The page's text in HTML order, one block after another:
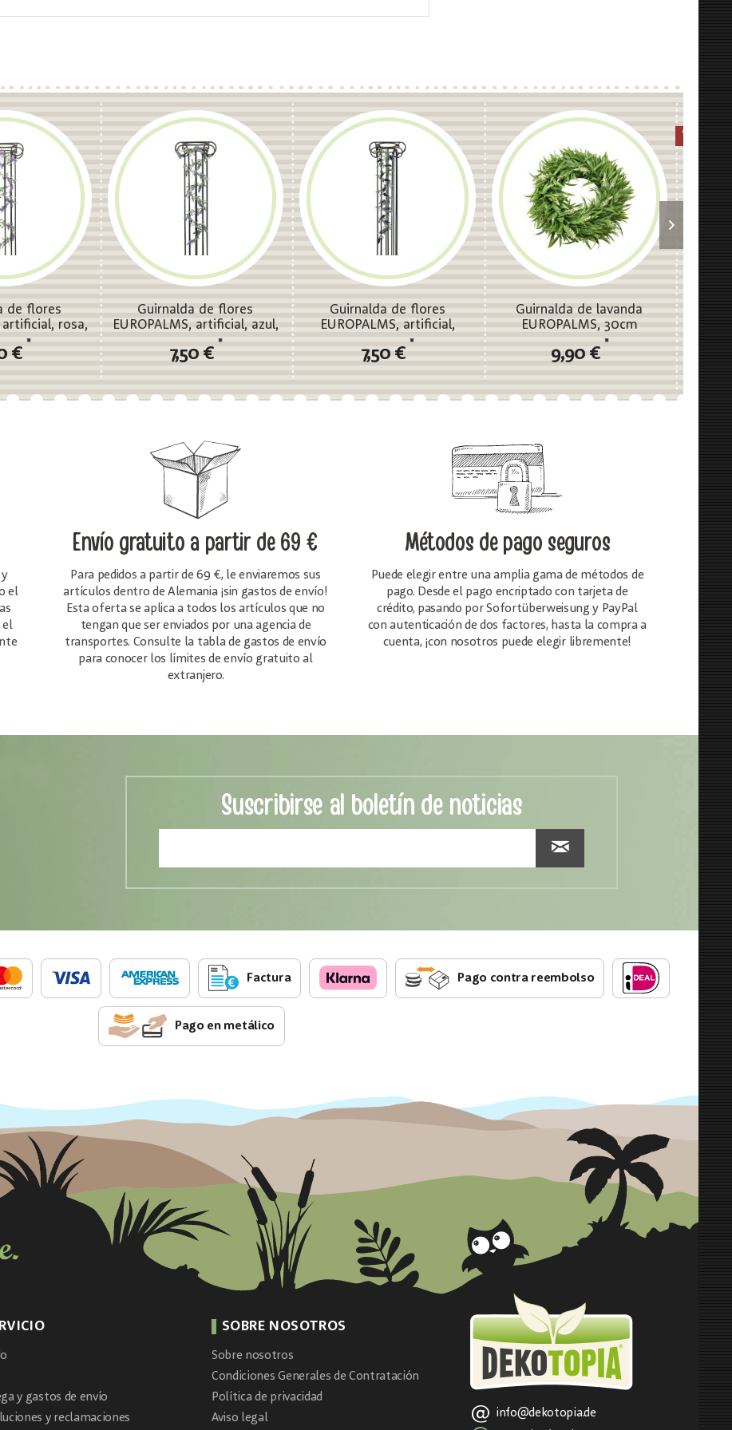
de flores
artificial, rosa,
€
*
Guirnalda de flores
EUROPALMS, artificial, azul,
7,50 €
*
Guirnalda de flores
EUROPALMS, artificial,
violeta, 180cm
7,50 €
*
Guirnalda de lavanda
EUROPALMS, 30cm
9,90 €
*
el
el
Envío gratuitoa partir de 69 €
Para pedidos a partir de 69 €, le enviaremos sus
artículos dentro de Alemania ¡sin gastos de envío!
Esta oferta se aplica a todos los artículos que no
tengan que ser enviados por una agencia de
transportes. Consulte la tabla de gastos de envío
para conocer los límites de envío gratuito al
extranjero.
Métodos de pago seguros
Puede elegir entre una amplia gama de métodos de
pago. Desde el pago encriptado con tarjeta de
crédito, pasando por Sofortüberweisung y PayPal
con autenticación de dos factores, hasta la compra a
cuenta, ¡con nosotros puede elegir libremente!
Suscribirse al boletín de noticias
Factura Pago contra reembolso
Pago en metálico
y gastos de envío
y reclamaciones
SOBRE NOSOTROS
Sobre nosotros
Condiciones Generales de Contratación
Política de privacidad
Aviso legal
info@dekotopia.de